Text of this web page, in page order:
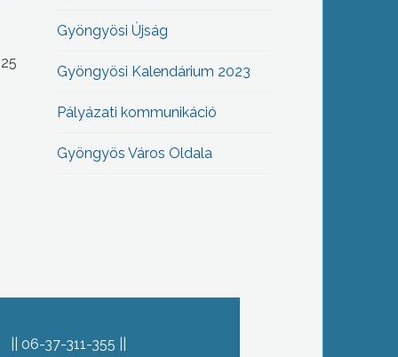
Gyöngyösi Újság
Gyöngyösi Kalendárium 2023
Pályázati kommunikáció
Gyöngyös Város Oldala
06-37-311-355